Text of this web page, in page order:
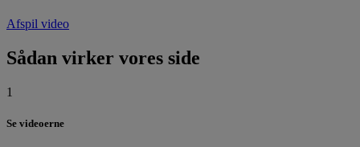
Afspil video
Sådan virker vores side
1
Se videoerne